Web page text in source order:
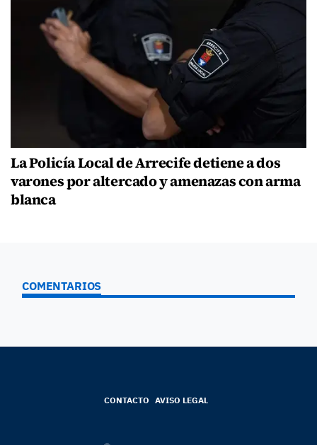
La Policía Local de Arrecife detiene a dos
varones por altercado y amenazas con arma
blanca
COMENTARIOS
CONTACTO AVISO LEGAL